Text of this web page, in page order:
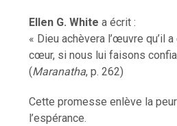
Ellen G. White a écrit :
« Dieu achèvera l’œuvre qu’il
cœur, si nous lui faisons
(Maranatha, p. 262)
Cette promesse enlève la
l’espérance.